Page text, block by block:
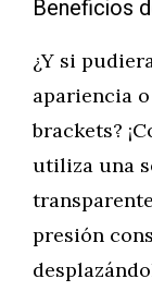
Beneficios
¿Y si
apariencia
brackets?
utiliza una
presión